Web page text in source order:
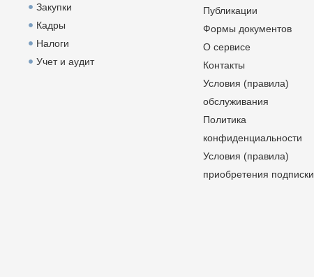
Закупки
Кадры
Налоги
Учет и аудит
Публикации
Формы документов
О сервисе
Контакты
Условия (правила)
обслуживания
Политика
конфиденциальности
Условия (правила)
приобретения подписки